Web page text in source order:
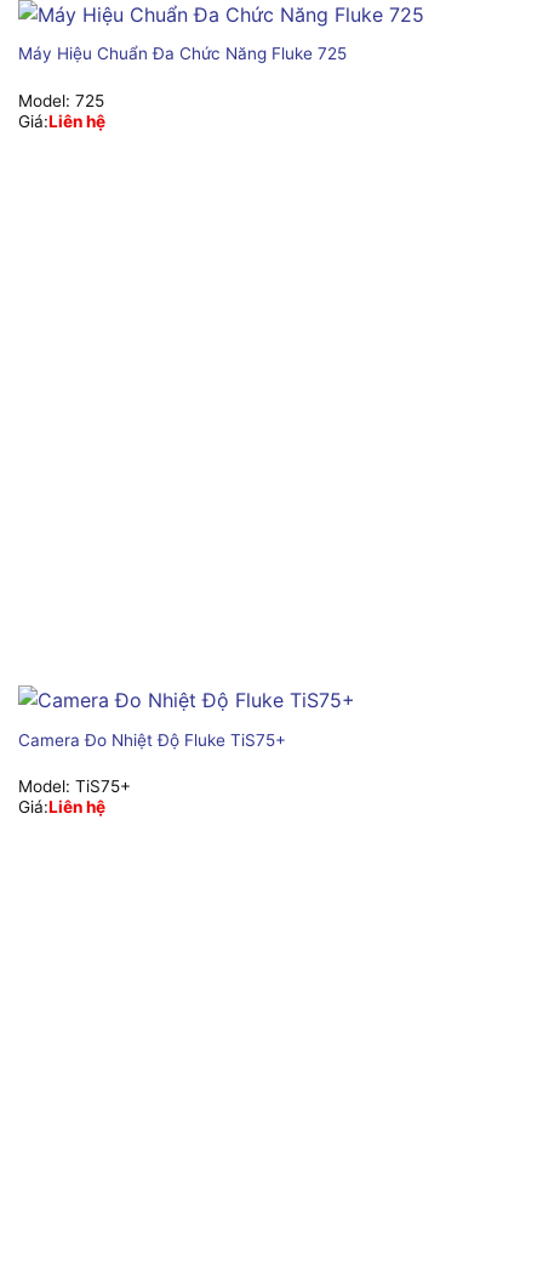
Máy Hiệu Chuẩn Đa Chức Năng Fluke 725
Model: 725
Giá:Liên hệ
Camera Đo Nhiệt Độ Fluke TiS75+
Model: TiS75+
Giá:Liên hệ